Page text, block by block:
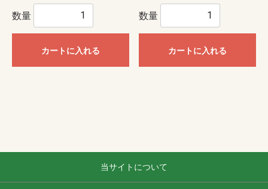
数量
カートに入れる
数量
カートに入れる
当サイトについて